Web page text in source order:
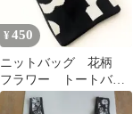
¥450
ニットバッグ 花柄
フラワー トートバッ
グ サブバッグ エコ